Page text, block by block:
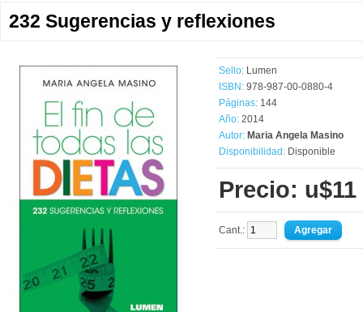
232 Sugerencias y reflexiones
Sello: Lumen
ISBN: 978-987-00-0880-4
Páginas: 144
Año: 2014
Autor: Maria Angela Masino
Disponibilidad: Disponible
Precio: u$11
Cant.: